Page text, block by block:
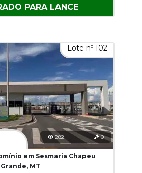
PARA LANCE
Lote nº 102
282 0
em Sesmaria Chapeu
MT